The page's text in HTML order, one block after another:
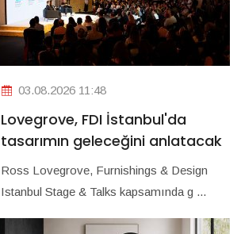
03.08.2026 11:48
Lovegrove, FDI İstanbul'da
tasarımın geleceğini anlatacak
Ross Lovegrove, Furnishings & Design
Istanbul Stage & Talks kapsamında g ...